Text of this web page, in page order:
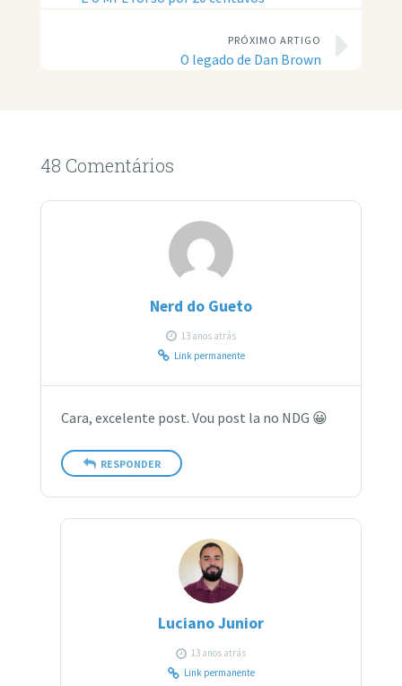
PRÓXIMO ARTIGO
O legado de Dan Brown
48 Comentários
Nerd do Gueto
13 anos atrás
Link permanente
Cara, excelente post. Vou post la no NDG 😀
RESPONDER
Luciano Junior
13 anos atrás
Link permanente